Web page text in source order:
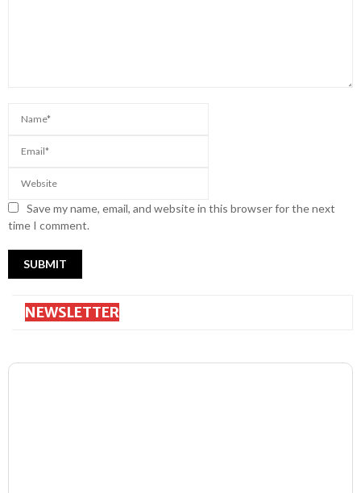
Save my name, email, and website in this browser for the next
time I comment.
NEWSLETTER